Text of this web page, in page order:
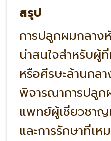
สรุป
การปลูกผมกลาง
น่าสนใจสำหรับ
หรือศีรษะล้านกล
พิจารณาการปลูก
แพทย์ผู้เชี่ยวชาญ
และการรักษาที่เห